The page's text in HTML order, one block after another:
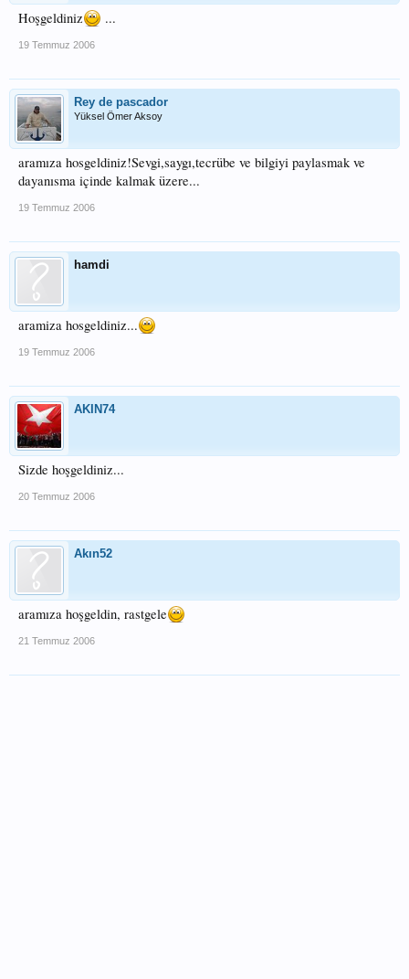
Hoşgeldiniz ...
19 Temmuz 2006
Rey de pascador
Yüksel Ömer Aksoy
aramıza hosgeldiniz!Sevgi,saygı,tecrübe ve bilgiyi paylasmak ve
dayanısma içinde kalmak üzere...
19 Temmuz 2006
hamdi
aramiza hosgeldiniz...
19 Temmuz 2006
AKIN74
Sizde hoşgeldiniz...
20 Temmuz 2006
Akın52
aramıza hoşgeldin, rastgele
21 Temmuz 2006